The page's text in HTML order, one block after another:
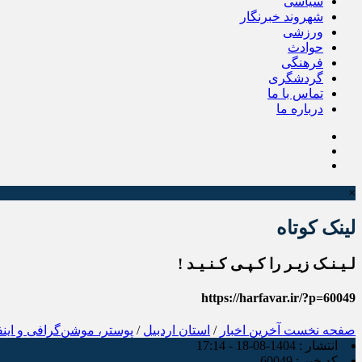
شهروند خبرنگار
ورزشی
حوادث
فرهنگی
گردشگری
تماس با ما
درباره ما
×
لینک کوتاه
لـیـنـک زیـر را کـپـی کـنـیـد !
https://harfavar.ir/?p=60049
صفحه نخست آخرین اخبار / استان اردبیل / پوستر، موشن‌گرافی و
انتشار : 1404-08-18 - 17:14